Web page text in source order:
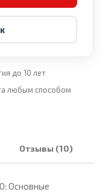
до 10 лет
любым способом
Отзывы (10)
Основные